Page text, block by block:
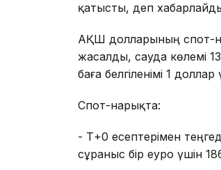
қатысты, деп
АҚШ долларының спот-
жасалды, сауда көлемі
баға белгіленімі 1
Спот-нарықта:
- Т+0 есептерімен
сұраныс бір еуро үшін